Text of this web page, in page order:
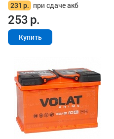
231 р. при сдаче акб
253р.
Купить